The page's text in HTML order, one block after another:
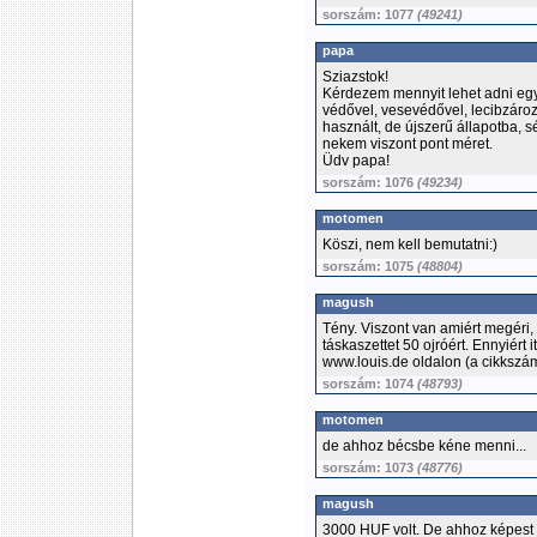
sorszám: 1077 (49241)
papa
Sziazstok!
Kérdezem mennyit lehet adni
védővel, vesevédővel,
használt, de újszerű állapotba,
nekem viszont pont méret.
Üdv papa!
sorszám: 1076 (49234)
motomen
Köszi, nem kell bemutatni:)
sorszám: 1075 (48804)
magush
Tény. Viszont van amiért
táskaszettet 50 ojróért. Ennyiért
www.louis.de oldalon (a
sorszám: 1074 (48793)
motomen
de ahhoz bécsbe kéne menni...
sorszám: 1073 (48776)
magush
3000 HUF volt. De ahhoz